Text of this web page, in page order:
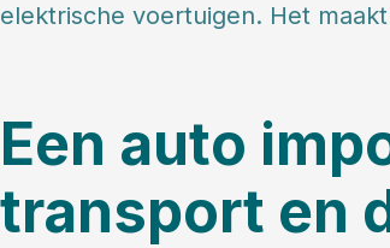
elektrische voertuigen. Het
Een auto
transport en